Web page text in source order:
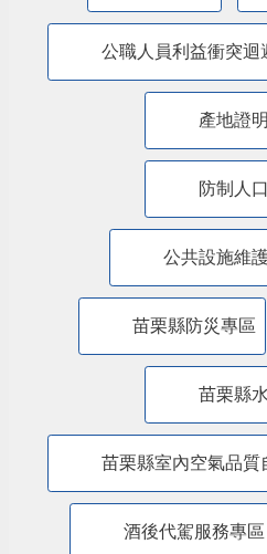
公職人員利益衝突迴
產地證
防制人
公共設施維
苗栗縣防災專區
苗栗縣
苗栗縣室內空氣品質
酒後代駕服務專區